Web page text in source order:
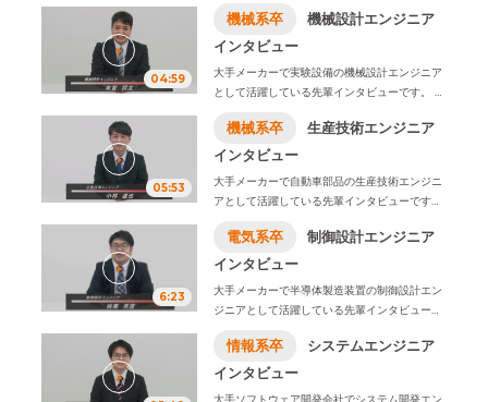
04:59
機械系卒
機械設計エンジニア
インタビュー
大手メーカーで実験設備の機械設計エンジニア
として活躍している先輩インタビューです。
学
ややりがい、1日のスケジュール例などをお伝え
します。
ロジーズは、株式会社オープンアップネクスト
エンジニアに社名変更致しました。
05:53
機械系卒
生産技術エンジニア
インタビュー
大手メーカーで自動車部品の生産技術エンジニ
アとして活躍している先輩インタビューです。
容ややりがい、1日のスケジュール例などをお伝
えします。
ロジーズは、株式会社オープンアップネクスト
エンジニアに社名変更致しました。
6:23
電気系卒
制御設計エンジニア
インタビュー
大手メーカーで半導体製造装置の制御設計エン
ジニアとして活躍している先輩インタビューで
事内容ややりがい、1日のスケジュール例などを
お伝えします。
情報系卒
システムエンジニア
インタビュー